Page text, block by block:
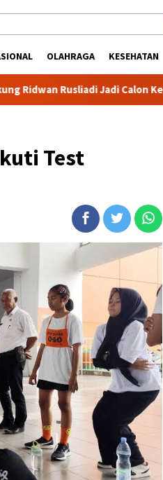
OLAHRAGA KESEHATAN
Jadi Calon Ketua Kadin
Test